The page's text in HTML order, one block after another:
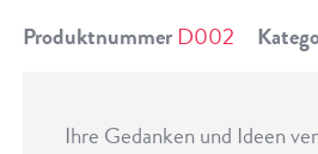
ProduktnummerD002
Ihre Gedanken und Ideen